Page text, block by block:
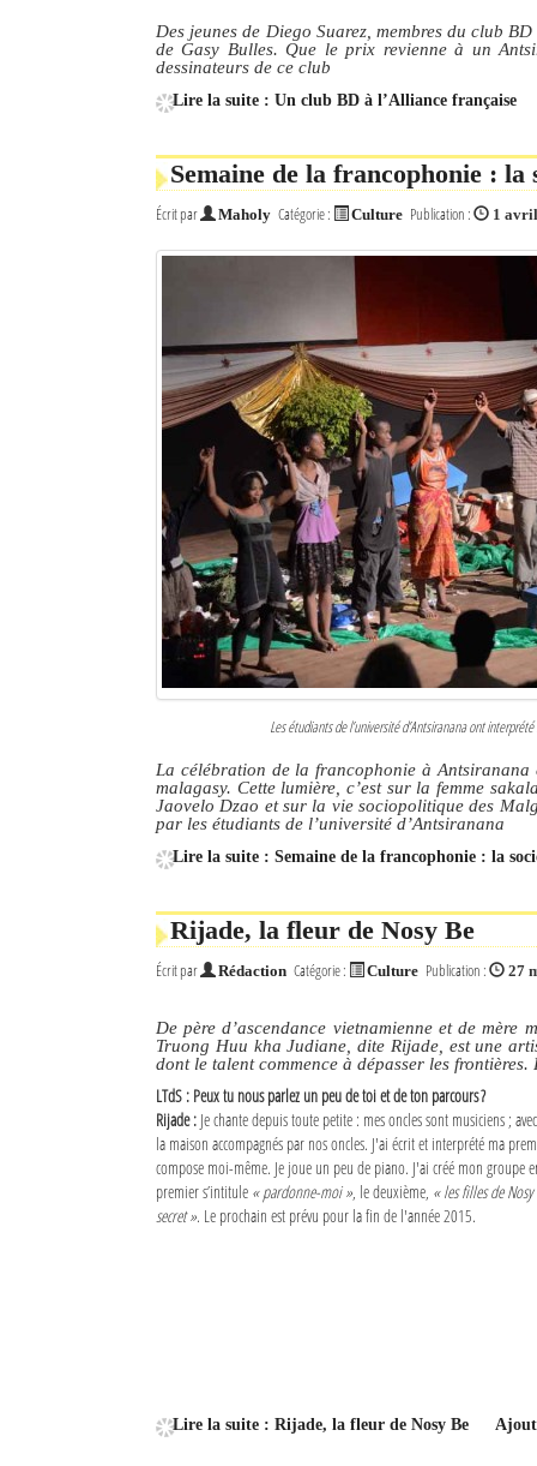
Des jeunes de Diego Suarez, membres du club
de Gasy Bulles. Que le prix revienne à un
dessinateurs de ce club
Lire la suite : Un club BD à l’Alliance française
Semaine de la francophonie : la
Écrit par Maholy Catégorie : Culture Publication : 1
Les étudiants de l’université d’Antsiranana ont
La célébration de la francophonie à Antsiranana
malagasy. Cette lumière, c’est sur la femme
Jaovelo Dzao et sur la vie sociopolitique des
par les étudiants de l’université d’Antsiranana
Lire la suite : Semaine de la francophonie : la
Rijade, la fleur de Nosy Be
Écrit par Rédaction Catégorie : Culture Publication : 27
De père d’ascendance vietnamienne et de mère
Truong Huu kha Judiane, dite Rijade, est une
dont le talent commence à dépasser les frontières.
LTdS : Peux tu nous parlez un peu de toi et de ton parcours ?
Rijade : Je chante depuis toute petite : mes oncles sont musiciens ;
la maison accompagnés par nos oncles. J'ai écrit et interprété ma
compose moi-même. Je joue un peu de piano. J'ai créé mon groupe
premier s’intitule « pardonne-moi », le deuxième, « les filles de
secret ». Le prochain est prévu pour la fin de l'année 2015.
Lire la suite : Rijade, la fleur de Nosy Be